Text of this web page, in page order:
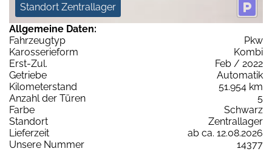
Standort Zentrallager
Allgemeine Daten:
Fahrzeugtyp
Pkw
Karosserieform
Kombi
Erst-Zul.
Feb / 2022
Getriebe
Automatik
Kilometerstand
51.954 km
Anzahl der Türen
5
Farbe
Schwarz
Standort
Zentrallager
Lieferzeit
ab ca. 12.08.2026
Unsere Nummer
14377